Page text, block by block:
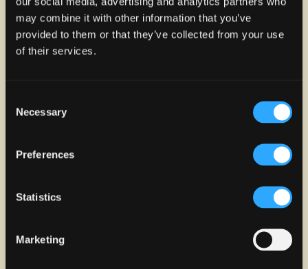
may combine it with other information that you’ve
provided to them or that they’ve collected from your use
of their services.
Selection
Necessary
Preferences
Statistics
Marketing
"NEWSLETTER"
Mantente al día con todo